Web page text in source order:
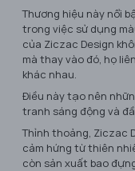
Thương hiệu này nổi
trong việc sử dụng
của Ziczac Design
mà thay vào đó, họ
khác nhau.
Điều này tạo nên
tranh sáng động và
Thỉnh thoảng, Ziczac
cảm hứng từ thiên
còn sản xuất bao